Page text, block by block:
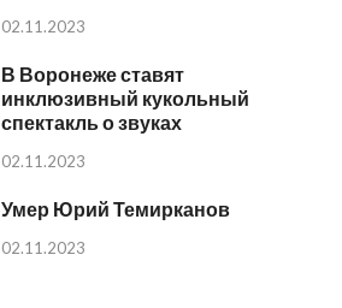
02.11.2023
В Воронеже ставят
инклюзивный кукольный
спектакль о звуках
02.11.2023
Умер Юрий Темирканов
02.11.2023